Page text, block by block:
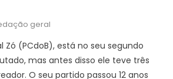
geral
(PCdoB), está no seu segundo
mas antes disso ele teve três
O seu partido passou 12 anos